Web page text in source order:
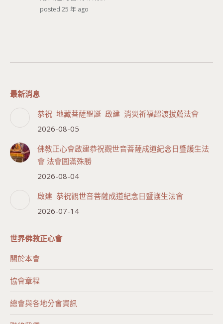
posted 25 年 ago
最新消息
恭祝 地藏菩薩聖誕 啟建 消災祈福超渡拔薦法會
2026-08-05
佛教正心會啟建恭祝觀世音菩薩成道紀念日暨護生法
會 法會圓滿殊勝
2026-08-04
啟建 恭祝觀世音菩薩成道紀念日暨護生法會
2026-07-14
世界佛教正心會
關於本會
協會章程
總會與各地分會資訊